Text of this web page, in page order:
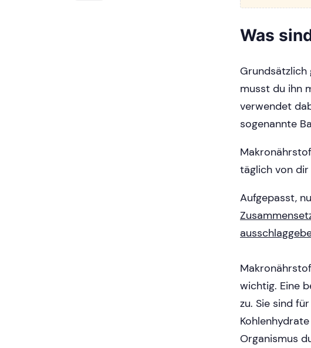
Was
Grundsätzlich
musst du ihn
verwendet
sogenannte
täglich von
Aufgepasst,
wichtig. Eine
zu. Sie sind
Organismus